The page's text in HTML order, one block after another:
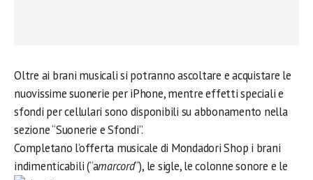
Oltre ai brani musicali si potranno ascoltare e acquistare le
nuovissime suonerie per iPhone, mentre effetti speciali e
sfondi per cellulari sono disponibili su abbonamento nella
sezione “Suonerie e Sfondi”.
Completano l’offerta musicale di Mondadori Shop i brani
indimenticabili (“amarcord“), le sigle, le colonne sonore e le